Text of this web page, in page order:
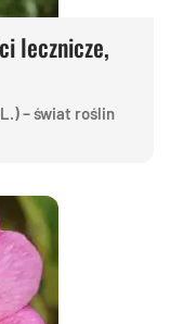
lecznicze,
– świat roślin